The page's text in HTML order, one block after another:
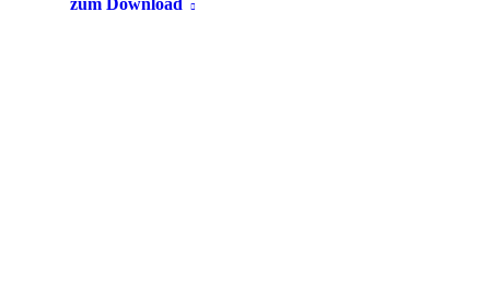
zum Download